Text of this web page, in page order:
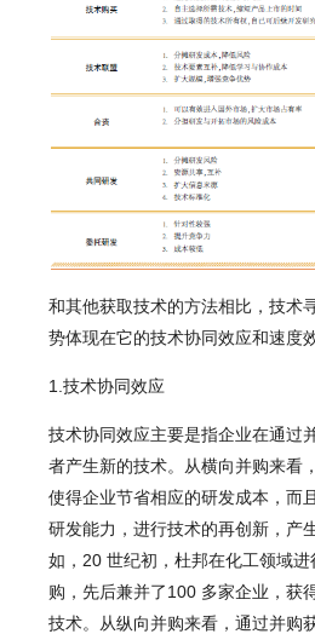
和其他获取技术的方法相比，技术
势体现在它的技术协同效应和速度
1.技术协同效应
技术协同效应主要是指企业在通过
者产生新的技术。从横向并购来看
使得企业节省相应的研发成本，而
研发能力，进行技术的再创新，产
如，20 世纪初，杜邦在化工领域
购，先后兼并了100 多家企业，获
技术。从纵向并购来看，通过并购